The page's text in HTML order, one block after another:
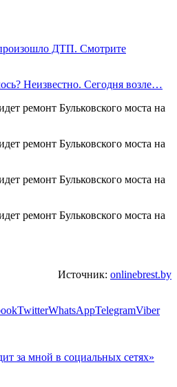
ДТП. Смотрите
Неизвестно. Сегодня возле…
Источник: onlinebrest.by
TwitterWhatsAppTelegramViber
за мной в социальных сетях»